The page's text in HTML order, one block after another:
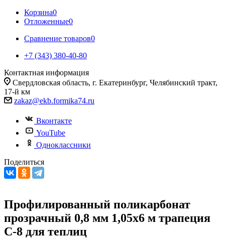
Корзина0
Отложенные0
Сравнение товаров0
+7 (343) 380-40-80
Контактная информация
Свердловская область, г. Екатеринбург, Челябинский тракт,
17-й км
zakaz@ekb.formika74.ru
Вконтакте
YouTube
Одноклассники
Поделиться
Профилированный поликарбонат
прозрачный 0,8 мм 1,05х6 м трапеция
С-8 для теплиц